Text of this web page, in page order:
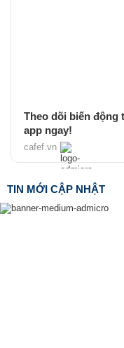
Theo dõi biến
app ngay!
cafef.vn
TIN MỚI CẬP NHẬT